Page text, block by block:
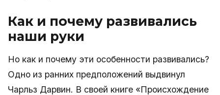
Как и почему развивались
наши руки
Но как и почему эти особенности развивались?
Одно из ранних предположений выдвинул
Чарльз Дарвин. В своей книге «Происхождение